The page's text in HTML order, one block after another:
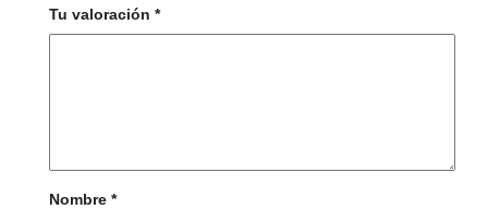
Tu valoración *
Nombre *